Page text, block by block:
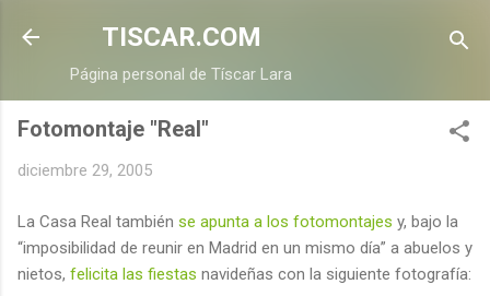
Ir al contenido principal
TISCAR.COM
Página personal de Tíscar Lara
Fotomontaje "Real"
diciembre 29, 2005
La Casa Real también se apunta a los fotomontajes y, bajo la
“imposibilidad de reunir en Madrid en un mismo día” a abuelos y
nietos, felicita las fiestas navideñas con la siguiente fotografía: